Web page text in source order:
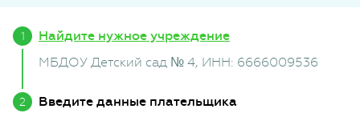
Найдите нужное учреждение
МБДОУ Детский сад № 4, ИНН: 6666009536
Введите данные плательщика